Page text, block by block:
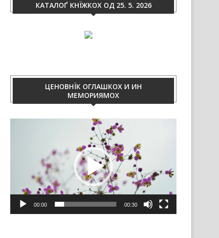
КАТАЛОҐ КНЇЖКОХ ОД 25. 5. 2026
ЦЕНОВНЇК ОГЛАШКОХ И ИН
МЕМОРИЯМОХ
00:00 00:30